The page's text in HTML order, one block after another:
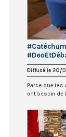
Diffusé le 20/
Parce que les
ont besoin de